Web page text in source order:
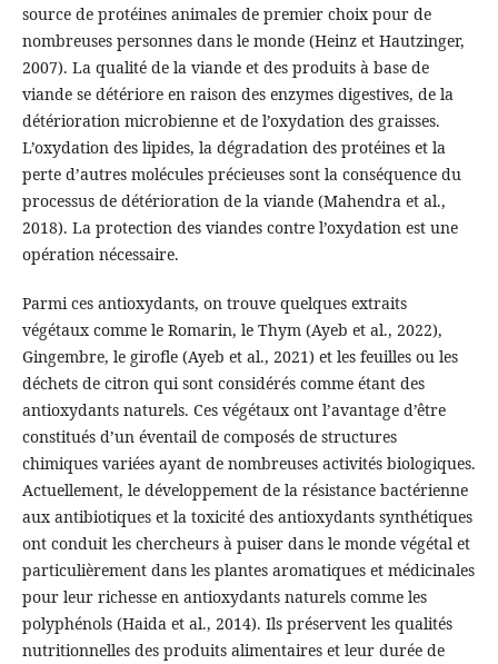
source de protéines animales de premier choix pour de
nombreuses personnes dans le monde (Heinz et Hautzinger,
2007). La qualité de la viande et des produits à base de
viande se détériore en raison des enzymes digestives, de la
détérioration microbienne et de l’oxydation des graisses.
L’oxydation des lipides, la dégradation des protéines et la
perte d’autres molécules précieuses sont la conséquence du
processus de détérioration de la viande (Mahendra et al.,
2018). La protection des viandes contre l’oxydation est une
opération nécessaire.
Parmi ces antioxydants, on trouve quelques extraits
végétaux comme le Romarin, le Thym (Ayeb et al., 2022),
Gingembre, le girofle (Ayeb et al., 2021) et les feuilles ou les
déchets de citron qui sont considérés comme étant des
antioxydants naturels. Ces végétaux ont l’avantage d’être
constitués d’un éventail de composés de structures
chimiques variées ayant de nombreuses activités biologiques.
Actuellement, le développement de la résistance bactérienne
aux antibiotiques et la toxicité des antioxydants synthétiques
ont conduit les chercheurs à puiser dans le monde végétal et
particulièrement dans les plantes aromatiques et médicinales
pour leur richesse en antioxydants naturels comme les
polyphénols (Haida et al., 2014). Ils préservent les qualités
nutritionnelles des produits alimentaires et leur durée de